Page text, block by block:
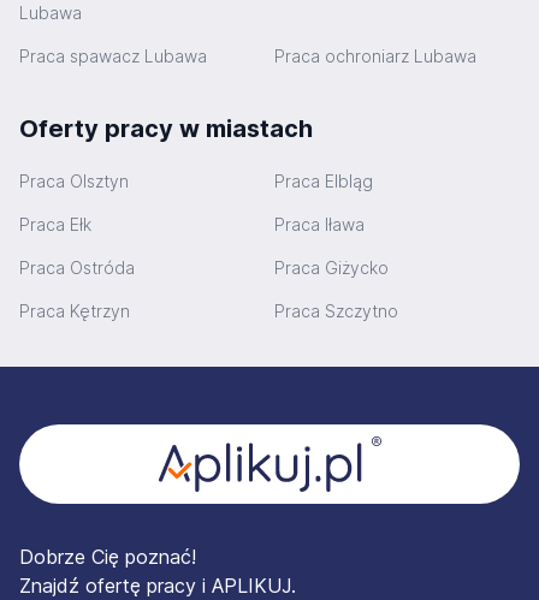
Lubawa
Praca spawacz Lubawa Praca ochroniarz Lubawa
Oferty pracy w miastach
Praca Olsztyn Praca Elbląg
Praca Ełk Praca Iława
Praca Ostróda Praca Giżycko
Praca Kętrzyn Praca Szczytno
Dobrze Cię poznać!
Znajdź ofertę pracy i APLIKUJ.